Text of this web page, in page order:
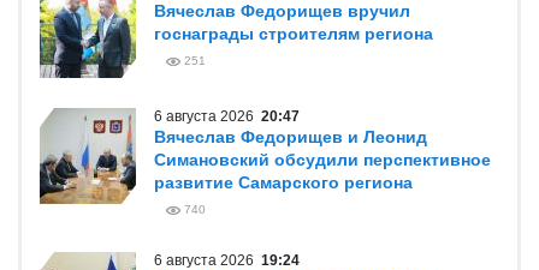
Вячеслав Федорищев вручил
госнаграды строителям региона
251
6 августа 2026 20:47
Вячеслав Федорищев и Леонид
Симановский обсудили перспективное
развитие Самарского региона
740
6 августа 2026 19:24